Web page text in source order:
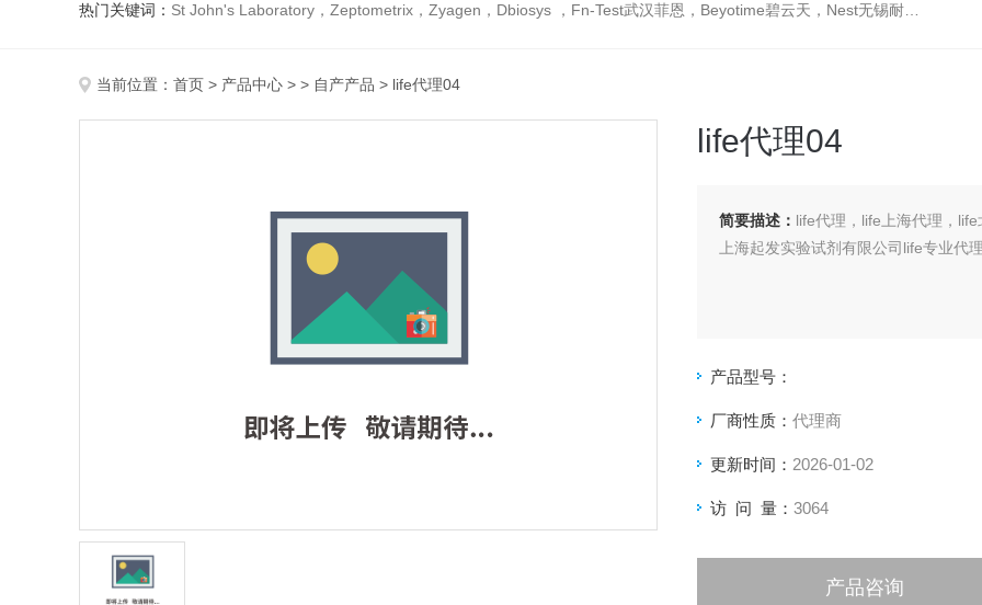
热门关键词： St John's Laboratory，Zeptometrix，Zyagen，Dbiosys ，Fn-Test武汉菲恩，Beyotime碧云天，Nest无锡耐思，Elabscience伊莱瑞特，Macklin麦克林生物，Cobioer科佰生物
当前位置： 首页 > 产品中心 > > 自产产品 > life代理04
life代理04
简要描述： life代理，life上海代理，
上海起发实验试剂有限公司life专业
产品型号：
厂商性质： 代理商
更新时间： 2026-01-02
访 问 量： 3064
产品咨询